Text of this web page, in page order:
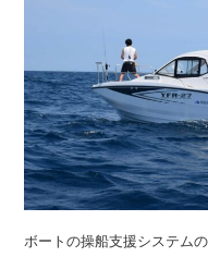
ボートの操船支援システム